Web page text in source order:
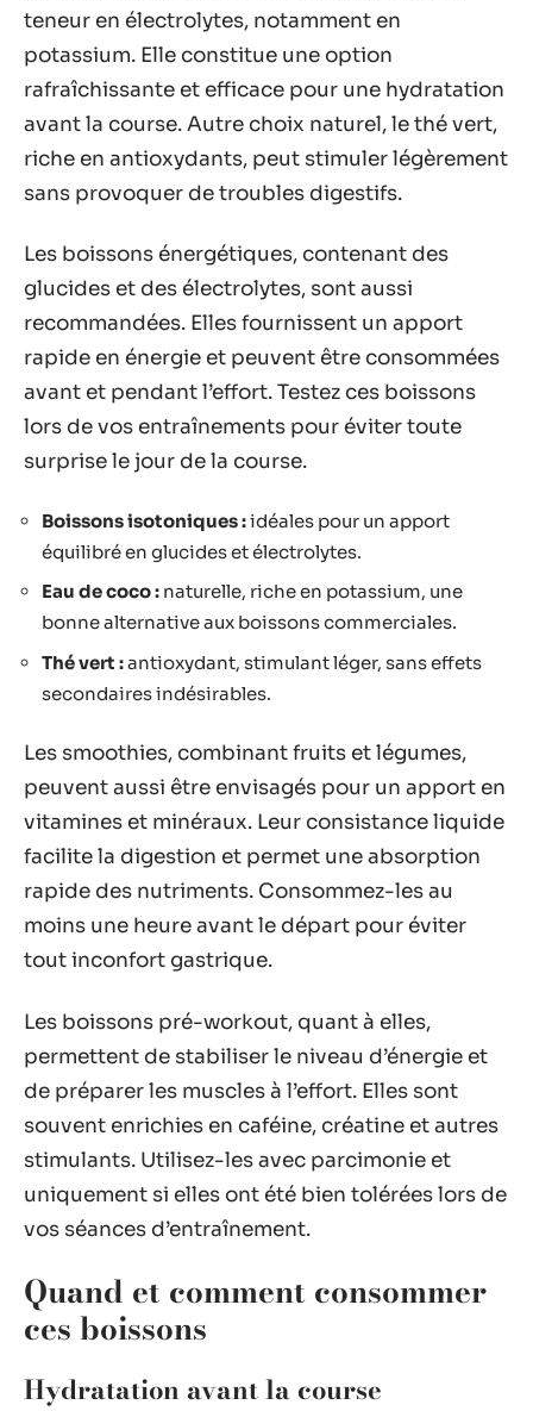
teneur en électrolytes, notamment en
potassium. Elle constitue une option
rafraîchissante et efficace pour une hydratation
avant la course. Autre choix naturel, le thé vert,
riche en antioxydants, peut stimuler légèrement
sans provoquer de troubles digestifs.
Les boissons énergétiques, contenant des
glucides et des électrolytes, sont aussi
recommandées. Elles fournissent un apport
rapide en énergie et peuvent être consommées
avant et pendant l’effort. Testez ces boissons
lors de vos entraînements pour éviter toute
surprise le jour de la course.
Boissons isotoniques :idéales pour un apport
équilibré en glucides et électrolytes.
Eau de coco : naturelle, riche en potassium, une
bonne alternative aux boissons commerciales.
Thé vert :antioxydant, stimulant léger, sans effets
secondaires indésirables.
Les smoothies, combinant fruits et légumes,
peuvent aussi être envisagés pour un apport en
vitamines et minéraux. Leur consistance liquide
facilite la digestion et permet une absorption
rapide des nutriments. Consommez-les au
moins une heure avant le départ pour éviter
tout inconfort gastrique.
Les boissons pré-workout, quant à elles,
permettent de stabiliser le niveau d’énergie et
de préparer les muscles à l’effort. Elles sont
souvent enrichies en caféine, créatine et autres
stimulants. Utilisez-les avec parcimonie et
uniquement si elles ont été bien tolérées lors de
vos séances d’entraînement.
Quand et comment consommer
ces boissons
Hydratation avant la course